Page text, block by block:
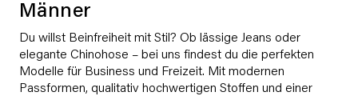
Männer
Du willst Beinfreiheit mit Stil? Ob lässige Jeans oder
elegante Chinohose – bei uns findest du die perfekten
Modelle für Business und Freizeit. Mit modernen
Passformen, qualitativ hochwertigen Stoffen und einer